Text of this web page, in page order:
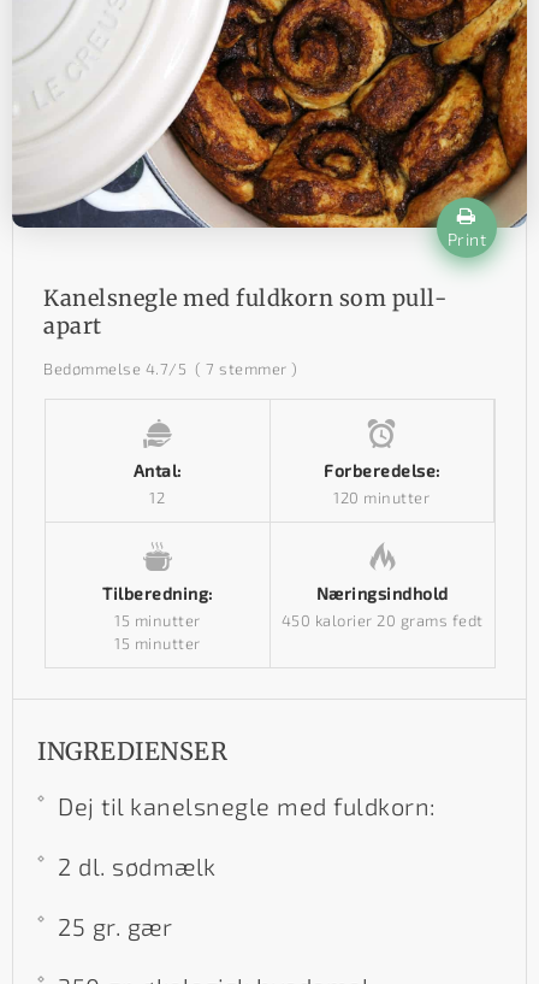
Print
Kanelsnegle med fuldkorn som pull-
apart
Bedømmelse 4.7/5 ( 7 stemmer )
Antal:
12
Forberedelse:
120 minutter
Tilberedning:
15 minutter
15 minutter
Næringsindhold
450 kalorier 20 grams fedt
INGREDIENSER
Dej til kanelsnegle med fuldkorn:
2 dl. sødmælk
25 gr. gær